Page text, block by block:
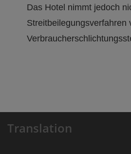
Das Hotel nimmt jedoch
Streitbeilegungsverfahren
Translation